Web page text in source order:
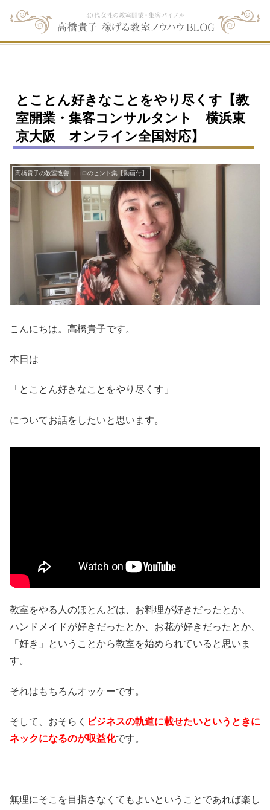
とことん好きなことをやり尽くす【教
室開業・集客コンサルタント 横浜東
京大阪 オンライン全国対応】
高橋貴子の教室改善ココロのヒント集【動画付】
こんにちは。高橋貴子です。
本日は
「とことん好きなことをやり尽くす」
についてお話をしたいと思います。
教室をやる人のほとんどは、お料理が好きだったとか、
ハンドメイドが好きだったとか、お花が好きだったとか、
「好き」ということから教室を始められていると思いま
す。
それはもちろんオッケーです。
そして、おそらく ビジネスの軌道に載せたいというときに
ネックになるのが収益化です。
無理にそこを目指さなくてもよいということであれば楽し